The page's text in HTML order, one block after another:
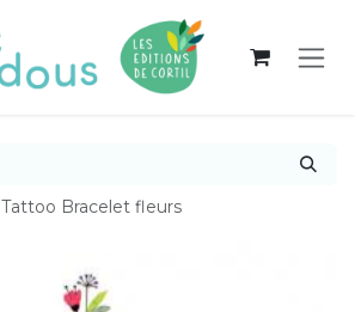
Tattoo Bracelet fleurs